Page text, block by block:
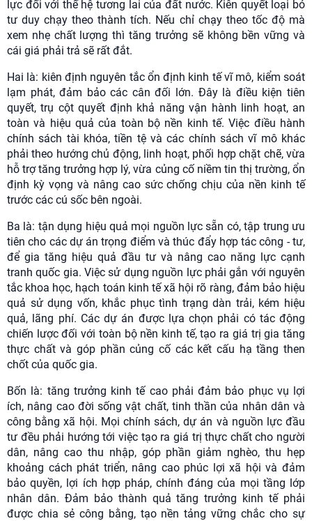
lực đối với thế hệ tương lai của đất nước. Kiên quyết loại bỏ
tư duy chạy theo thành tích. Nếu chỉ chạy theo tốc độ mà
xem nhẹ chất lượng thì tăng trưởng sẽ không bền vững và
cái giá phải trả sẽ rất đắt.
Hai là: kiên định nguyên tắc ổn định kinh tế vĩ mô, kiểm soát
lạm phát, đảm bảo các cân đối lớn. Đây là điều kiện tiên
quyết, trụ cột quyết định khả năng vận hành linh hoạt, an
toàn và hiệu quả của toàn bộ nền kinh tế. Việc điều hành
chính sách tài khóa, tiền tệ và các chính sách vĩ mô khác
phải theo hướng chủ động, linh hoạt, phối hợp chặt chẽ, vừa
hỗ trợ tăng trưởng hợp lý, vừa củng cố niềm tin thị trường, ổn
định kỳ vọng và nâng cao sức chống chịu của nền kinh tế
trước các cú sốc bên ngoài.
Ba là: tận dụng hiệu quả mọi nguồn lực sẵn có, tập trung ưu
tiên cho các dự án trọng điểm và thúc đẩy hợp tác công - tư,
để gia tăng hiệu quả đầu tư và nâng cao năng lực cạnh
tranh quốc gia. Việc sử dụng nguồn lực phải gắn với nguyên
tắc khoa học, hạch toán kinh tế xã hội rõ ràng, đảm bảo hiệu
quả sử dụng vốn, khắc phục tình trạng dàn trải, kém hiệu
quả, lãng phí. Các dự án được lựa chọn phải có tác động
chiến lược đối với toàn bộ nền kinh tế, tạo ra giá trị gia tăng
thực chất và góp phần củng cố các kết cấu hạ tầng then
chốt của quốc gia.
Bốn là: tăng trưởng kinh tế cao phải đảm bảo phục vụ lợi
ích, nâng cao đời sống vật chất, tinh thần của nhân dân và
công bằng xã hội. Mọi chính sách, dự án và nguồn lực đầu
tư đều phải hướng tới việc tạo ra giá trị thực chất cho người
dân, nâng cao thu nhập, góp phần giảm nghèo, thu hẹp
khoảng cách phát triển, nâng cao phúc lợi xã hội và đảm
bảo quyền, lợi ích hợp pháp, chính đáng của mọi tầng lớp
nhân dân. Đảm bảo thành quả tăng trưởng kinh tế phải
được chia sẻ công bằng, tạo nền tảng vững chắc cho sự